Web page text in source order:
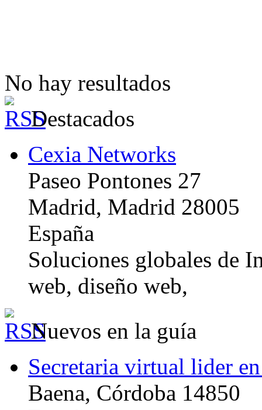
No hay resultados
Destacados
Cexia Networks
Paseo Pontones 27
Madrid, Madrid 28005
España
Soluciones globales de
web, diseño web,
Nuevos en la guía
Secretaria virtual lider
Baena, Córdoba 14850